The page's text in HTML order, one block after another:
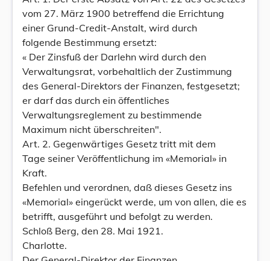
vom 27. März 1900 betreffend die Errichtung
einer Grund-Credit-Anstalt, wird durch
folgende Bestimmung ersetzt:
« Der Zinsfuß der Darlehn wird durch den
Verwaltungsrat, vorbehaltlich der Zustimmung
des General-Direktors der Finanzen, festgesetzt;
er darf das durch ein öffentliches
Verwaltungsreglement zu bestimmende
Maximum nicht überschreiten".
Art. 2. Gegenwärtiges Gesetz tritt mit dem
Tage seiner Veröffentlichung im «Memorial» in
Kraft.
Befehlen und verordnen, daß dieses Gesetz ins
«Memorial» eingerückt werde, um von allen, die es
betrifft, ausgeführt und befolgt zu werden.
Schloß Berg, den 28. Mai 1921.
Charlotte.